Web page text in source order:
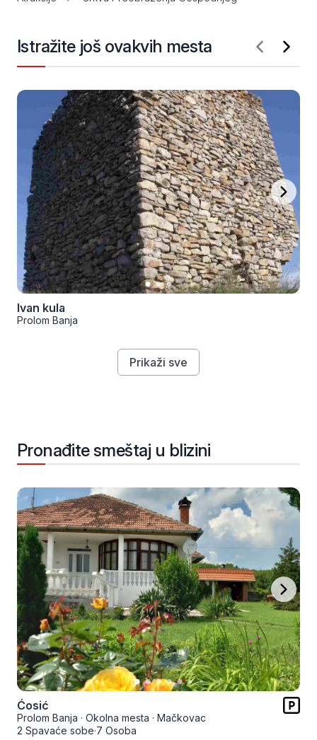
Istražite još ovakvih mesta
Ivan kula
Prolom Banja
Prikaži sve
Pronađite smeštaj u blizini
Ćosić
Prolom Banja · Okolna mesta · Mačkovac
2 Spavaće sobe·7 Osoba